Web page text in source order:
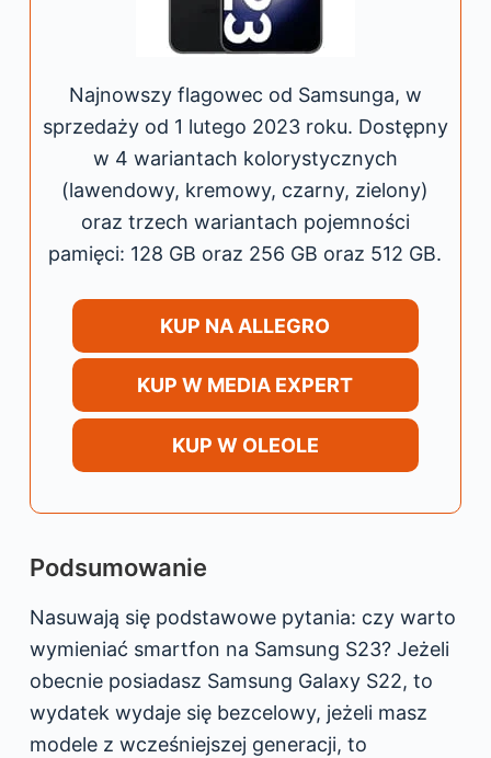
Najnowszy flagowec od Samsunga, w
sprzedaży od 1 lutego 2023 roku. Dostępny
w 4 wariantach kolorystycznych
(lawendowy, kremowy, czarny, zielony)
oraz trzech wariantach pojemności
pamięci: 128 GB oraz 256 GB oraz 512 GB.
KUP NA ALLEGRO
KUP W MEDIA EXPERT
KUP W OLEOLE
Podsumowanie
Nasuwają się podstawowe pytania: czy warto
wymieniać smartfon na Samsung S23? Jeżeli
obecnie posiadasz Samsung Galaxy S22, to
wydatek wydaje się bezcelowy, jeżeli masz
modele z wcześniejszej generacji, to